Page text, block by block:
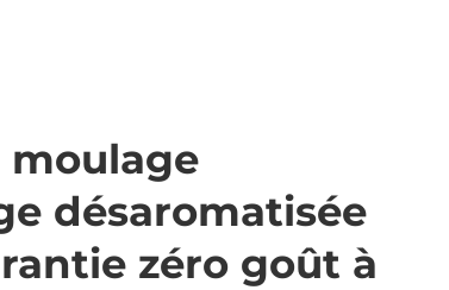
désaromatisée
zéro goût à